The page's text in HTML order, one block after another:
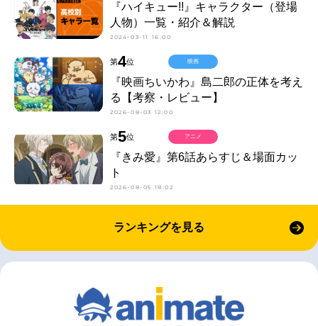
『ハイキュー!!』キャラクター（登場
人物）一覧・紹介＆解説
2024-03-11 16:00
第4位
『映画ちいかわ』島二郎の正体を考え
る【考察・レビュー】
2026-08-03 12:00
映画
第5位
『きみ愛』第6話あらすじ＆場面カッ
ト
2026-08-05 18:02
アニメ
ランキングを見る